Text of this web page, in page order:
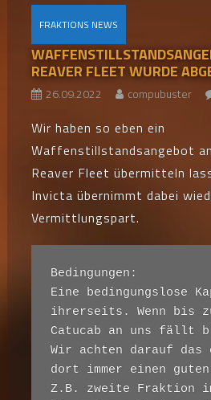
FRAKTIONS NEWS
REAVER FLEET WURDE
26.09.2022 compubuster
Wir haben so eben ein
Waffenstillstandsangebot
Reaver Fleet übermitteln
Invicta übernimmt dabei
Vermittlungspart.
Bedingungen:
Eine bedingungslose
ihrerseits. Wenn bis
Catucab an uns fällt
Wir achten darauf das
dort immer einen
Z.B. zweite Fraktion